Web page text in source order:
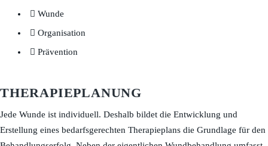
Wunde
Organisation
Prävention
THERAPIEPLANUNG
Jede Wunde ist individuell. Deshalb bildet die Entwicklung und
Erstellung eines bedarfsgerechten Therapieplans die Grundlage für den